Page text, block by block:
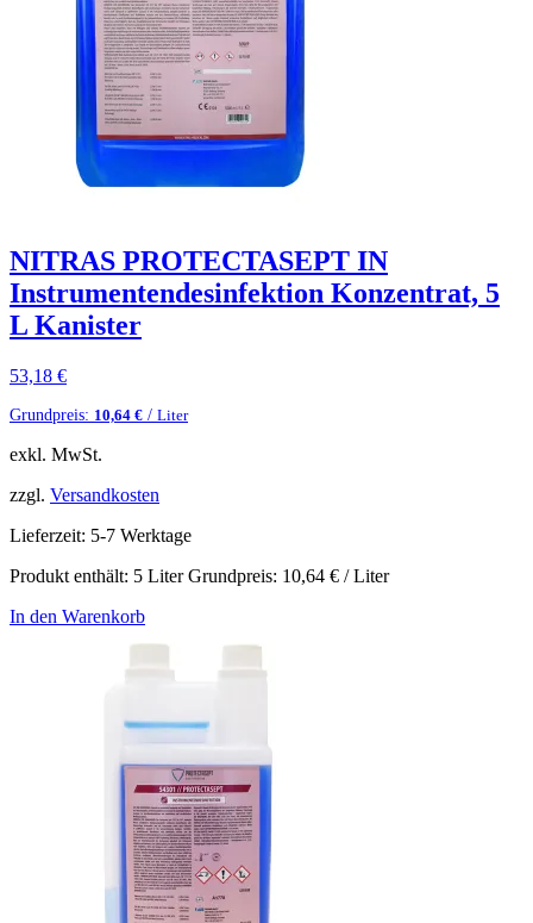
NITRAS PROTECTASEPT IN
Instrumentendesinfektion Konzentrat, 5
L Kanister
53,18 €
Grundpreis: 10,64 € / Liter
exkl. MwSt.
zzgl. Versandkosten
Lieferzeit: 5-7 Werktage
Produkt enthält: 5 LiterGrundpreis: 10,64 € /Liter
In den Warenkorb